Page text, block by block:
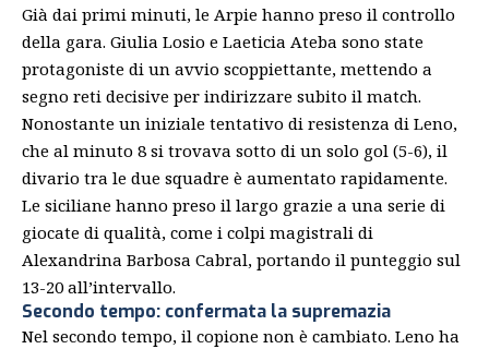
Già dai primi minuti, le Arpie hanno preso il controllo
della gara. Giulia Losio e Laeticia Ateba sono state
protagoniste di un avvio scoppiettante, mettendo a
segno reti decisive per indirizzare subito il match.
Nonostante un iniziale tentativo di resistenza di Leno,
che al minuto 8 si trovava sotto di un solo gol (5-6), il
divario tra le due squadre è aumentato rapidamente.
Le siciliane hanno preso il largo grazie a una serie di
giocate di qualità, come i colpi magistrali di
Alexandrina Barbosa Cabral, portando il punteggio sul
13-20 all’intervallo.
Secondo tempo: confermata la supremazia
Nel secondo tempo, il copione non è cambiato. Leno ha